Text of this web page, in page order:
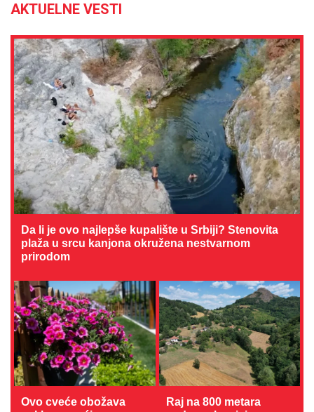
AKTUELNE VESTI
Da li je ovo najlepše kupalište u Srbiji? Stenovita
plaža u srcu kanjona okružena nestvarnom
prirodom
Ovo cveće obožava
Raj na 800 metara